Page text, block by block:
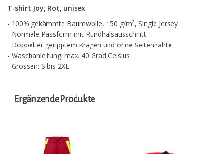
T-shirt Joy, Rot, unisex
- 100% gekämmte Baumwolle, 150 g/m², Single Jersey
- Normale Passform mit Rundhalsausschnitt
- Doppelter geripptem Kragen und ohne Seitennähte
- Waschanleitung: max. 40 Grad Celsius
- Grössen: S bis 2XL
Ergänzende Produkte